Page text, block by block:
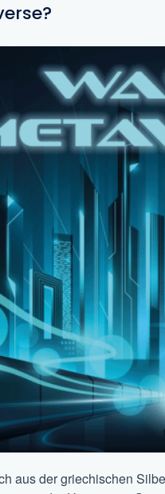
aus der griechischen